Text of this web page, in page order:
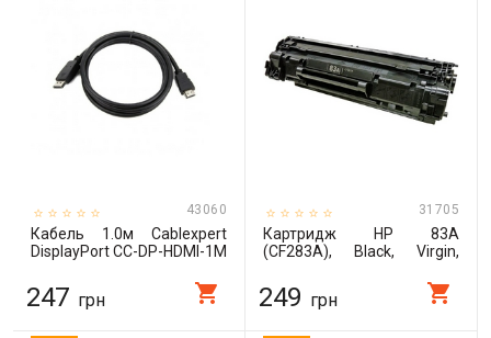
43060
Кабель 1.0м Cablexpert
DisplayPort CC-DP-HDMI-1M
247 грн shopping_cart
31705
Картридж HP 83A
(CF283A), Black, Virgin,
249 грн shopping_cart